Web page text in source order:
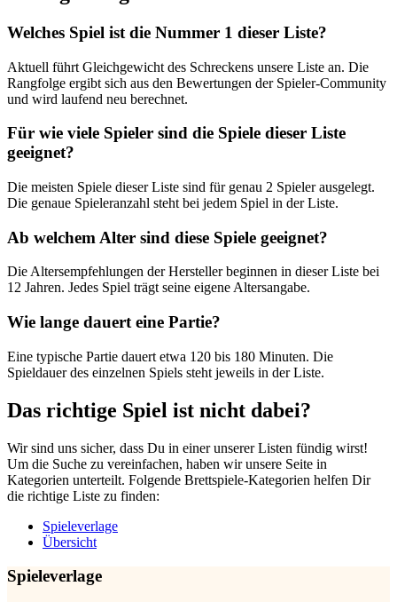
Welches Spiel ist die Nummer 1 dieser Liste?
Aktuell führt Gleichgewicht des Schreckens unsere Liste an. Die
Rangfolge ergibt sich aus den Bewertungen der Spieler-Community
und wird laufend neu berechnet.
Für wie viele Spieler sind die Spiele dieser Liste
geeignet?
Die meisten Spiele dieser Liste sind für genau 2 Spieler ausgelegt.
Die genaue Spieleranzahl steht bei jedem Spiel in der Liste.
Ab welchem Alter sind diese Spiele geeignet?
Die Altersempfehlungen der Hersteller beginnen in dieser Liste bei
12 Jahren. Jedes Spiel trägt seine eigene Altersangabe.
Wie lange dauert eine Partie?
Eine typische Partie dauert etwa 120 bis 180 Minuten. Die
Spieldauer des einzelnen Spiels steht jeweils in der Liste.
Das richtige Spiel ist nicht dabei?
Wir sind uns sicher, dass Du in einer unserer Listen fündig wirst!
Um die Suche zu vereinfachen, haben wir unsere Seite in
Kategorien unterteilt. Folgende Brettspiele-Kategorien helfen Dir
die richtige Liste zu finden:
Spieleverlage
Übersicht
Spieleverlage